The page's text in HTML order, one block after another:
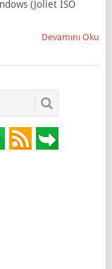
(Joliet ISO
Devamını Oku